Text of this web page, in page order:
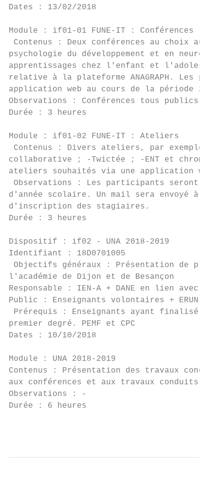
Dates : 13/02/2018
Module : if01-01 FUNE-IT : Conférences
Contenus : Deux conférences au choix au
psychologie du développement et en
apprentissages chez l'enfant et
relative à la plateforme ANAGRAPH.
application web au cours de la période 2.
Observations : Conférences tous publics,
Durée : 3 heures
Module : if01-02 FUNE-IT : Ateliers
Contenus : Divers ateliers, par exemple:
collaborative ; -Twictée ; -ENT et
ateliers souhaités via une application
Observations : Les participants seront
d'année scolaire. Un mail sera envoyé à
d'inscription des stagiaires.
Durée : 3 heures
Dispositif : if02 - UNA 2018-2019
Identifiant : 18D0701005
Objectifs généraux : Présentation de
l'académie de Dijon et de Besançon
Responsable : IEN-A + DANE en lien
Public : Enseignants volontaires + ERUN +
Prérequis : Enseignants ayant finalisé
premier degré. PEMF et CPC
Dates : 10/10/2018
Module : UNA 2018-2019
Contenus : Présentation des travaux
aux conférences et aux travaux conduits
Observations : -
Durée : 6 heures